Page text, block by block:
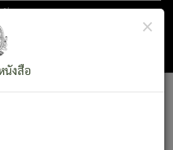
จ
สารบัญ×
งสือ